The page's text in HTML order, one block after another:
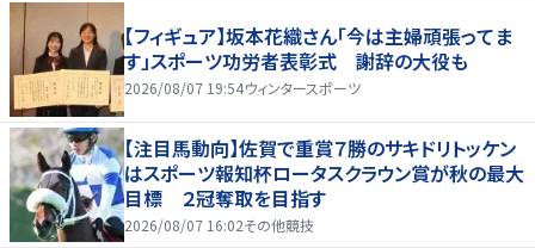
【フィギュア】坂本花織さん「今は主婦頑張ってま
す」スポーツ功労者表彰式 謝辞の大役も
2026/08/07 19:54ウィンタースポーツ
【注目馬動向】佐賀で重賞７勝のサキドリトッケン
はスポーツ報知杯ロータスクラウン賞が秋の最大
目標 ２冠奪取を目指す
2026/08/07 16:02その他競技